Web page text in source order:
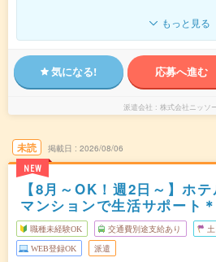
もっと見る
気になる! 応募へ進む
派遣会社 株式会社ニッソ
未読
NEW
掲載日 2026/08/06
【8月～OK！週2日～】ホ
マンションで生活サポート
職種未経験OK 交通費別途支給あり
WEB登録OK 派遣